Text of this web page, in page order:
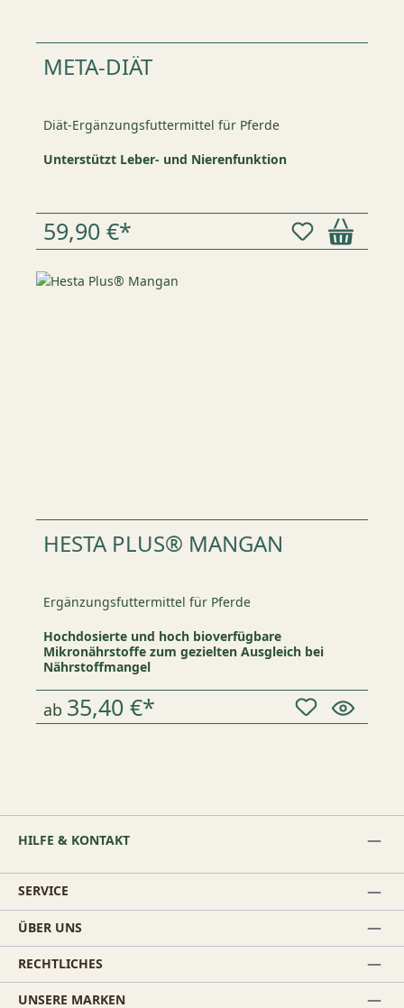
META-DIÄT
Diät-Ergänzungsfuttermittel für Pferde
Unterstützt Leber- und Nierenfunktion
59,90 €*
HESTA PLUS® MANGAN
Ergänzungsfuttermittel für Pferde
Hochdosierte und hoch bioverfügbare
Mikronährstoffe zum gezielten Ausgleich bei
Nährstoffmangel
ab 35,40 €*
HILFE & KONTAKT
SERVICE
ÜBER UNS
RECHTLICHES
UNSERE MARKEN